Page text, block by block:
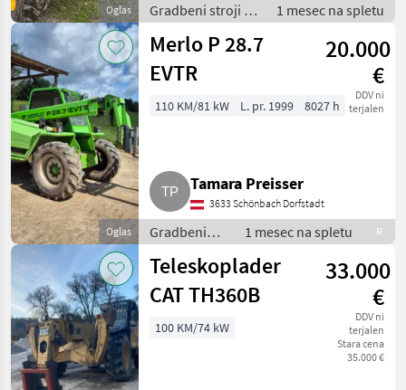
Oglas
Gradbeni stroji /
Teleskopski
nakladalniki
1 mesec na spletu
Oglas
Merlo P 28.7
EVTR
20.000
€
DDV ni
terjalen
110 KM/81 kW L. pr. 1999 8027 h
Tamara Preisser
3633 Schönbach Dorfstadt
Gradbeni
stroji /
Teleskopski
nakladalniki
1 mesec na spletu R
Teleskoplader
CAT TH360B
33.000
€
DDV ni
terjalen
Stara cena
35.000 €
100 KM/74 kW